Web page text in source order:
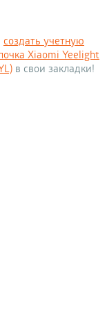
создать учетную
Xiaomi Yeelight
в свои закладки!